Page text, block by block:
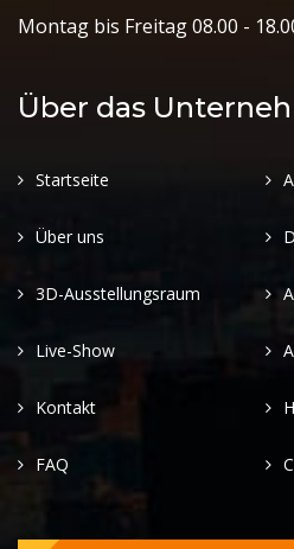
Montag bis Freitag 08.00 -
Über das
Startseite
Über uns
3D-Ausstellungsraum
Live-Show
Kontakt
FAQ